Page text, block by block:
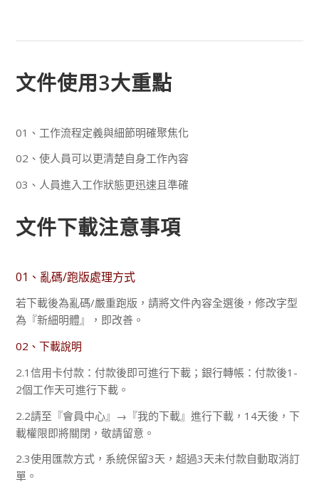
文件使用3大重點
01、工作流程定義與細節明確聚焦化
02、使人員可以更清楚自身工作內容
03、人員進入工作狀態更迅速且準確
文件下載注意事項
01、亂碼/跑版處理方式
若下載後為亂碼/嚴重跑版，請將文件內容全選後，修改字型
為『新細明體』，即改善。
02、下載說明
2.1信用卡付款：付款後即可進行下載；銀行轉帳：付款後1-
2個工作天可進行下載。
2.2請至『會員中心』→『我的下載』進行下載，14天後，下
載權限即將關閉，敬請留意。
2.3使用匯款方式，系統保留3天，超過3天未付款自動取消訂
單。